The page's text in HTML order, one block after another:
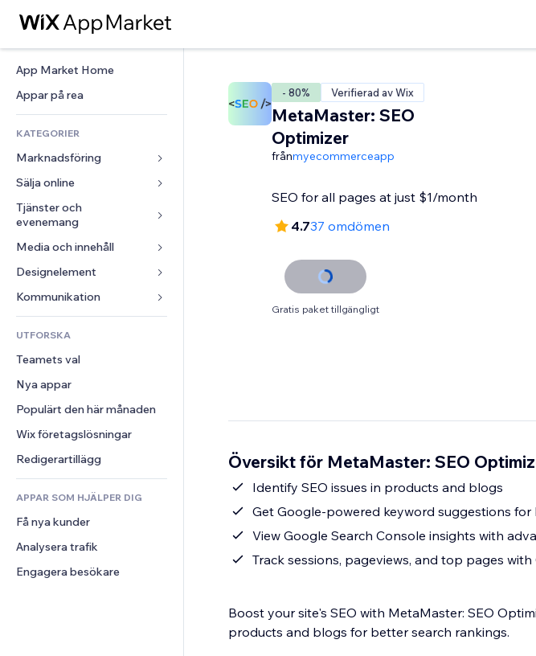
App Market Home
Appar på rea
KATEGORIER
Marknadsföring
Annonser
Mobil
Statistik
Sociala medier
SEO
Interaktioner
Listningar
E-post
Konvertering
Sälja online
Appar för butiker
Frakt och leverans
Sälj-knappar
Onlinekurser
Beställtryck
Redovisning
Kuponger och lojalitet
Lagerlösningar
Dropshipping
Priser och abonnemang
Crowdfunding
Mat och dryck
Tjänster och
evenemang
Hotell
Evenemang
Restauranger
Fastigheter
Bokningar
Media och innehåll
Galleri
Musik
Podcasts
Fotografering
Video
PDF
Fildelning
Nyheter
Designelement
Kartor och navigering
Integritet och säkerhet
Klocka
Sidmallar
Bildeffekter
Knappar och menyer
Banners och märken
Kalkylatorer
Sök
Väder
Diagram och tabeller
Formulär
Undersökningar
Chatt
Kommentarer
Telefon
Community
Omdömen och recensioner
CRM
UTFORSKA
Teamets val
Nya appar
Populärt den här månaden
Wix företagslösningar
Redigerartillägg
APPAR SOM HJÄLPER DIG
Få nya kunder
Analysera trafik
Engagera besökare
- 80% Verifierad av Wix
MetaMaster: SEO
Optimizer
frånmyecommerceapp
SEO for all pages at just $1/month
4.737 omdömen
Gratis paket tillgängligt
Översikt för MetaMaster: SEO
Identify SEO issues in products and blogs
Get Google-powered keyword suggestions
View Google Search Console insights with
Track sessions, pageviews, and top pages
Boost your site's SEO with MetaMaster: SEO
products and blogs for better search rankings.